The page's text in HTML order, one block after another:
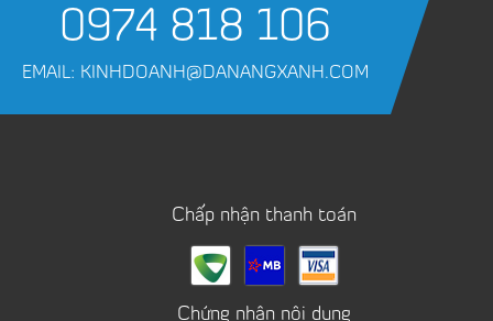
0974 818 106
EMAIL: KINHDOANH@DANANGXANH.COM
Chấp nhận thanh toán
Chứng nhận nội dung